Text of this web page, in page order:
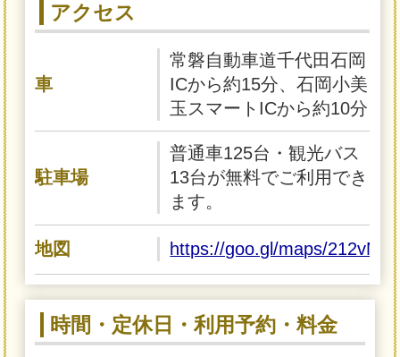
アクセス
車
常磐自動車道千代田石岡
ICから約15分、石岡小美
玉スマートICから約10分
駐車場
普通車125台・観光バス
13台が無料でご利用でき
ます。
地図 https://goo.gl/maps/
時間・定休日・利用予約・料金